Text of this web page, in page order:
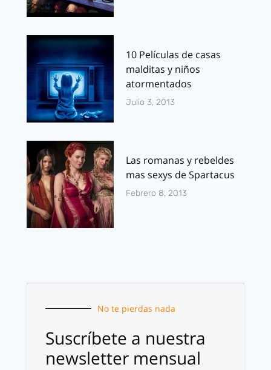
10 Películas de casas
malditas y niños
atormentados
Julio 3, 2013
Las romanas y rebeldes
mas sexys de Spartacus
Febrero 8, 2013
No te pierdas nada
Suscríbete a nuestra
newsletter mensual